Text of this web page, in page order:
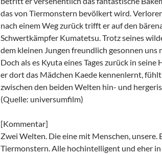
das von Tiermonstern bevölkert wird.
nach einem Weg zurück trifft er auf den
Schwertkämpfer Kumatetsu. Trotz seines
dem kleinen Jungen freundlich gesonnen uns
Doch als es Kyuta eines Tages zurück in
er dort das Mädchen Kaede kennenlernt,
zwischen den beiden Welten hin- und
(Quelle: universumfilm)
[Kommentar]
Zwei Welten. Die eine mit Menschen, unsere.
Tiermonstern. Alle hochintelligent und eher